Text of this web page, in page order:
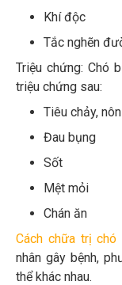
Khí độc
Tắc nghẽn
Triệu chứng: Chó
triệu chứng sau:
Tiêu chảy,
Đau bụng
Sốt
Mệt mỏi
Chán ăn
Cách chữa trị
nhân gây bệnh,
thể khác nhau.